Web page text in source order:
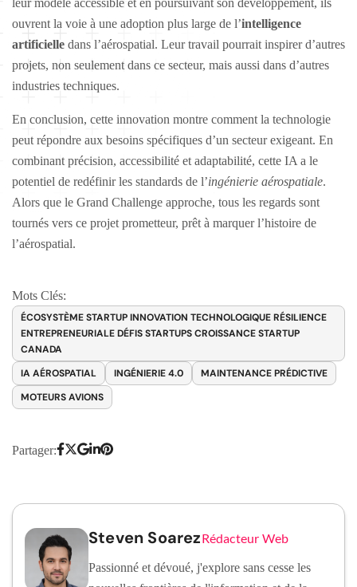
ouvrent la voie à une adoption plus large de l’intelligence
artificielle dans l’aérospatial. Leur travail pourrait inspirer d’autres
projets, non seulement dans ce secteur, mais aussi dans d’autres
industries techniques.
En conclusion, cette innovation montre comment la technologie
peut répondre aux besoins spécifiques d’un secteur exigeant. En
combinant précision, accessibilité et adaptabilité, cette IA a le
potentiel de redéfinir les standards de l’ingénierie aérospatiale.
Alors que le Grand Challenge approche, tous les regards sont
tournés vers ce projet prometteur, prêt à marquer l’histoire de
l’aérospatial.
Mots Clés:
ÉCOSYSTÈME STARTUP INNOVATION TECHNOLOGIQUE RÉSILIENCE
ENTREPRENEURIALE DÉFIS STARTUPS CROISSANCE STARTUP
CANADA
IA AÉROSPATIAL
INGÉNIERIE 4.0
MAINTENANCE PRÉDICTIVE
MOTEURS AVIONS
Partager:
Steven SoarezRédacteur Web
Passionné et dévoué, j'explore sans cesse les